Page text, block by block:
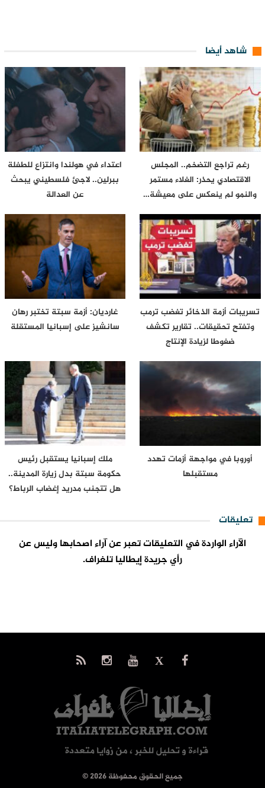
شاهد أيضا
رغم تراجع التضخم.. المجلس
الاقتصادي يحذر: الغلاء مستمر
والنمو لم ينعكس على معيشة…
اعتداء في هولندا وانتزاع للطفلة
ببرلين.. لاجئ فلسطيني يبحث
عن العدالة
تسريبات أزمة الذخائر تغضب ترمب
وتفتح تحقيقات.. تقارير تكشف
ضغوطا لزيادة الإنتاج
غارديان: أزمة سبتة تختبر رهان
سانشيز على إسبانيا المستقلة
أوروبا في مواجهة أزمات تهدد
مستقبلها
ملك إسبانيا يستقبل رئيس
حكومة سبتة بدل زيارة المدينة..
هل تتجنب مدريد إغضاب الرباط؟
تعليقات
الآراء الواردة في التعليقات تعبر عن آراء اصحابها وليس عن
رأي جريدة إيطاليا تلغراف.
© جميع الحقوق محفوظة 2026